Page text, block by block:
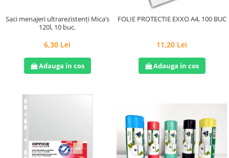
Saci menajeri ultrarezistenți Mica’s
120l, 10 buc.
6,30 Lei
Adauga in cos
FOLIE PROTECTIE EXXO A4, 100 BUC
11,20 Lei
Adauga in cos